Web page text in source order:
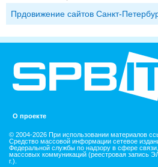
Прдовижение сайтов Санкт-
О проекте
© 2004-2026 При использовании материалов
Средство массовой информации сетевое
Федеральной службы по надзору в сфере
массовых коммуникаций (реестровая запись
г.).